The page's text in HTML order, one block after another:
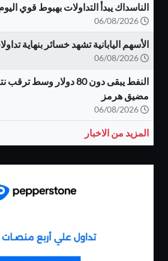
الناسداك يبدأ التداولات بهبوط قوي
الأسهم اليابانية تشهد خسائر بنهاية
النفط يبقى دون 80 دولار
مضيق هرمز
المزيد من الاخبار